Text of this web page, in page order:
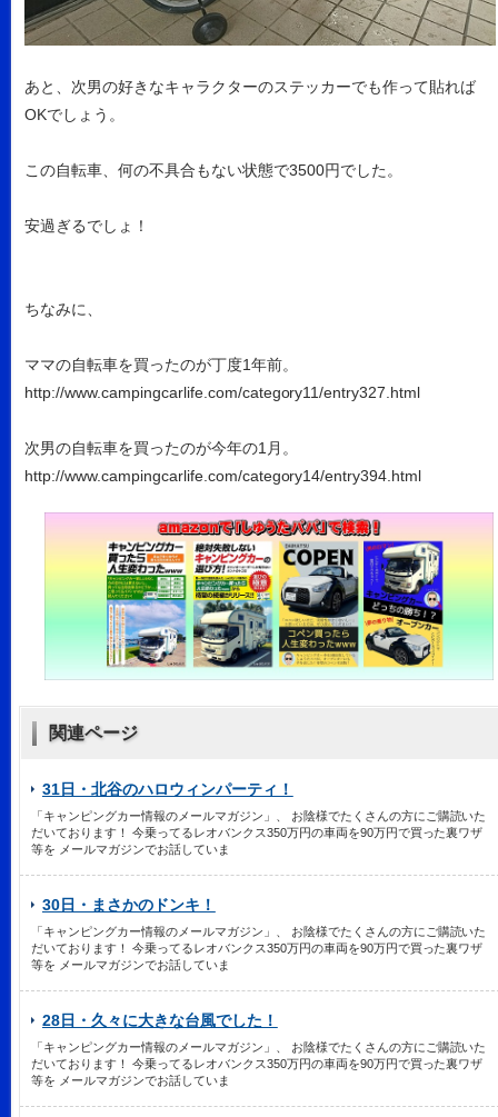
あと、次男の好きなキャラクターのステッカーでも作って貼れば
OKでしょう。
この自転車、何の不具合もない状態で3500円でした。
安過ぎるでしょ！
ちなみに、
ママの自転車を買ったのが丁度1年前。
http://www.campingcarlife.com/category11/entry327.html
次男の自転車を買ったのが今年の1月。
http://www.campingcarlife.com/category14/entry394.html
関連ページ
31日・北谷のハロウィンパーティ！
「キャンピングカー情報のメールマガジン」、 お陰様でたくさんの方にご購読いた
だいております！ 今乗ってるレオバンクス350万円の車両を90万円で買った裏ワザ
等を メールマガジンでお話していま
30日・まさかのドンキ！
「キャンピングカー情報のメールマガジン」、 お陰様でたくさんの方にご購読いた
だいております！ 今乗ってるレオバンクス350万円の車両を90万円で買った裏ワザ
等を メールマガジンでお話していま
28日・久々に大きな台風でした！
「キャンピングカー情報のメールマガジン」、 お陰様でたくさんの方にご購読いた
だいております！ 今乗ってるレオバンクス350万円の車両を90万円で買った裏ワザ
等を メールマガジンでお話していま